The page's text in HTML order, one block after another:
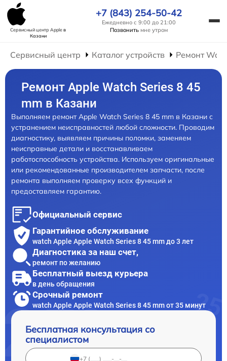
Сервисный центр Appleв
Казани
+7 (843) 254-50-42
Ежедневно с 9:00 до 21:00
Позвонить мне утром
Сервисный центр Каталог устройств Ремонт
Ремонт Apple Watch Series 8 45
mm в Казани
Выполняем ремонт Apple Watch Series 8 45 mm в Казани с
устранением неисправностей любой сложности. Проводим
диагностику, выявляем причины поломки, заменяем
неисправные детали и восстанавливаем
работоспособность устройства. Используем оригинальные
или рекомендованные производителем запчасти, после
ремонта выполняем проверку всех функций и
предоставляем гарантию.
Официальный сервис
Гарантийное обслуживание
watch Apple Apple Watch Series 8 45 mm до 3 лет
Диагностика за наш счет,
ремонт по желанию
Бесплатный выезд курьера
в день обращения
Срочный ремонт
watch Apple Apple Watch Series 8 45 mm от 35 минут
Бесплатная консультация со
специалистом